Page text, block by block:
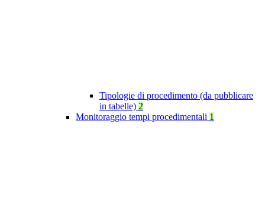
Tipologie di procedimento (da pubblicare
in tabelle) 2
Monitoraggio tempi procedimentali 1